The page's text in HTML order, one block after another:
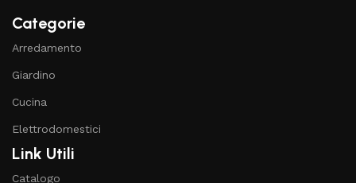
Categorie
Arredamento
Giardino
Cucina
Elettrodomestici
Link Utili
Catalogo